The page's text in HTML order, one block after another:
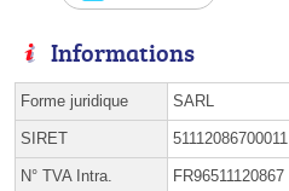
Informations
Forme juridique SARL
SIRET 51112086700011
N° TVA Intra. FR96511120867